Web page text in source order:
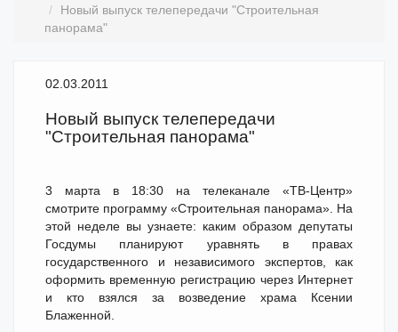
Новый выпуск телепередачи "Строительная
панорама"
02.03.2011
Новый выпуск телепередачи
"Строительная панорама"
3 марта в 18:30 на телеканале «ТВ-Центр»
смотрите программу «Строительная панорама». На
этой неделе вы узнаете: каким образом депутаты
Госдумы планируют уравнять в правах
государственного и независимого экспертов, как
оформить временную регистрацию через Интернет
и кто взялся за возведение храма Ксении
Блаженной.